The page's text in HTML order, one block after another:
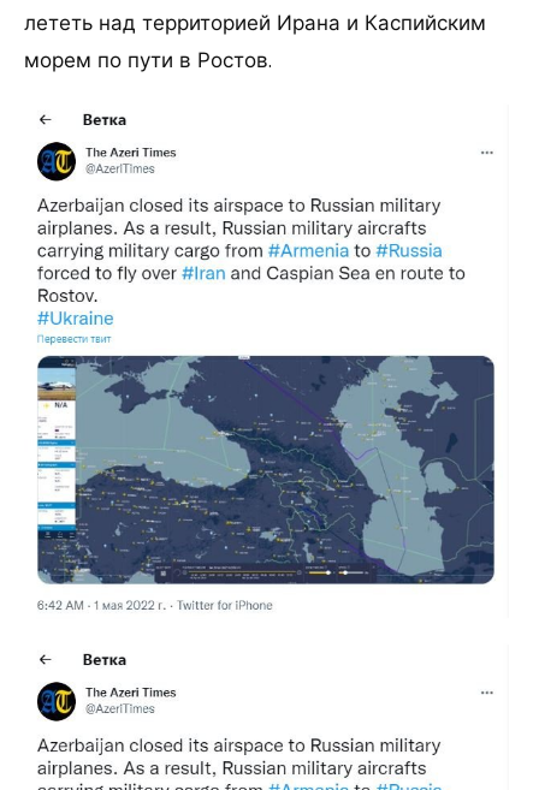
лететь над территорией Ирана и Каспийским
морем по пути в Ростов.